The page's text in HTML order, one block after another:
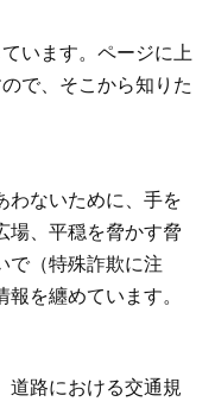
います。ページに上
で、そこから知りた
わないために、手を
場、平穏を脅かす脅
で（特殊詐欺に注
を纏めています。
道路における交通規